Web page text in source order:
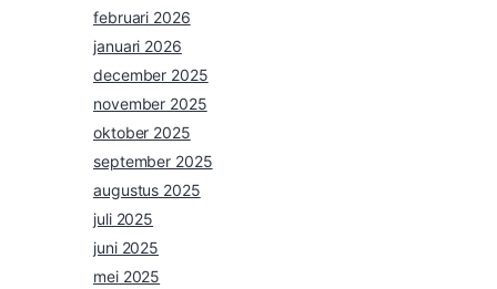
februari 2026
januari 2026
december 2025
november 2025
oktober 2025
september 2025
augustus 2025
juli 2025
juni 2025
mei 2025